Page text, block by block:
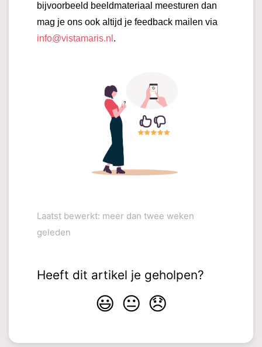
bijvoorbeeld beeldmateriaal meesturen dan
mag je ons ook altijd je feedback mailen via
info@vistamaris.nl .
Laatst bewerkt: meer dan twee weken
geleden
Heeft dit artikel je geholpen?
😃 😐 😞